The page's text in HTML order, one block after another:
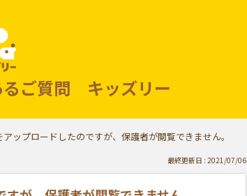
るご質問 キッズリー
ップロードしたのですが、保護者が閲覧できません。
最終更新日 : 2021/07/06